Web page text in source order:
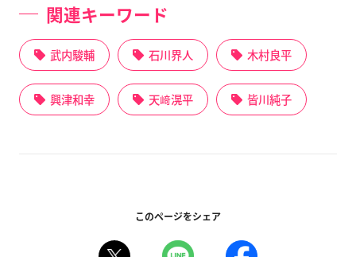
関連キーワード
武内駿輔 石川界人 木村良平
興津和幸 天﨑滉平 皆川純子
このページをシェア